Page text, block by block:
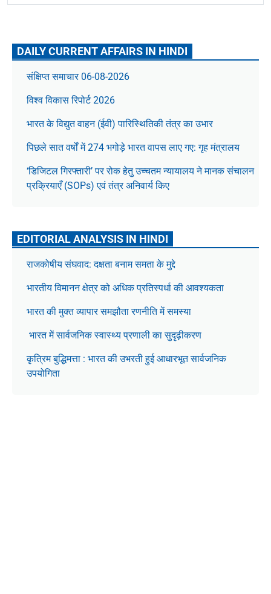
DAILY CURRENT AFFAIRS IN HINDI
संक्षिप्त समाचार 06-08-2026
विश्व विकास रिपोर्ट 2026
भारत के विद्युत वाहन (ईवी) पारिस्थितिकी तंत्र का उभार
पिछले सात वर्षों में 274 भगोड़े भारत वापस लाए गए: गृह मंत्रालय
‘डिजिटल गिरफ्तारी’ पर रोक हेतु उच्चतम न्यायालय ने मानक संचालन
प्रक्रियाएँ (SOPs) एवं तंत्र अनिवार्य किए
EDITORIAL ANALYSIS IN HINDI
राजकोषीय संघवाद: दक्षता बनाम समता के मुद्दे
भारतीय विमानन क्षेत्र को अधिक प्रतिस्पर्धा की आवश्यकता
भारत की मुक्त व्यापार समझौता रणनीति में समस्या
भारत में सार्वजनिक स्वास्थ्य प्रणाली का सुदृढ़ीकरण
कृत्रिम बुद्धिमत्ता : भारत की उभरती हुई आधारभूत सार्वजनिक
उपयोगिता